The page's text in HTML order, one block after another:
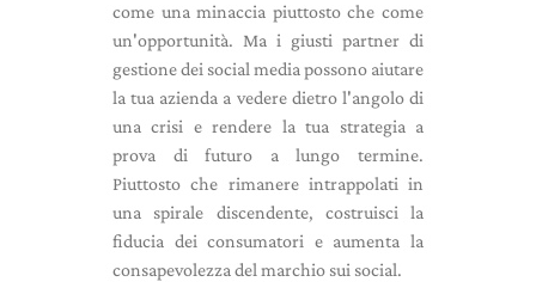
come una minaccia piuttosto che come
un'opportunità. Ma i giusti partner di
gestione dei social media possono aiutare
la tua azienda a vedere dietro l'angolo di
una crisi e rendere la tua strategia a
prova di futuro a lungo termine.
Piuttosto che rimanere intrappolati in
una spirale discendente, costruisci la
fiducia dei consumatori e aumenta la
consapevolezza del marchio sui social.